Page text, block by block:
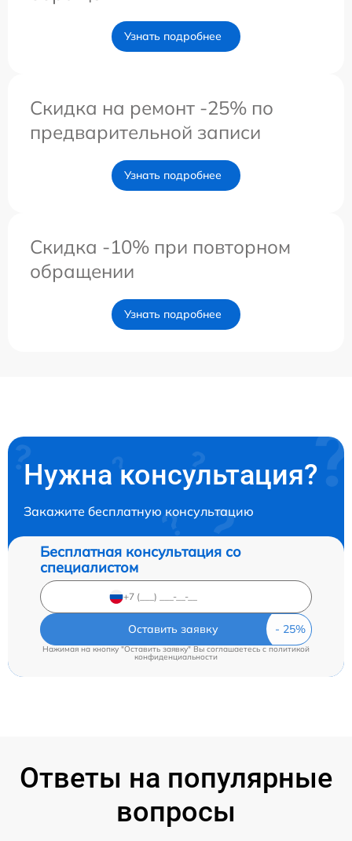
Узнать подробнее
Скидка на ремонт -25% по
предварительной записи
Узнать подробнее
Скидка -10% при повторном
обращении
Узнать подробнее
Нужна консультация?
Закажите бесплатную консультацию
Бесплатная консультация со
специалистом
Оставить заявку
Нажимая на кнопку "Оставить заявку" Вы соглашаетесь cполитикой
конфиденциальности
Ответы на популярные
вопросы